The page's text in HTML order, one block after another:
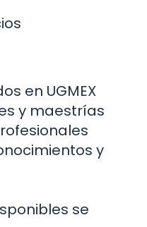
en UGMEX
y maestrías
y
se